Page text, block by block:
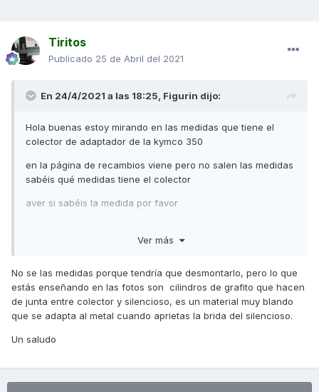
Tiritos
Publicado 25 de Abril del 2021
En 24/4/2021 a las 18:25, Figurin dijo:
Hola buenas estoy mirando en las medidas que tiene el
colector de adaptador de la kymco 350
en la página de recambios viene pero no salen las medidas
sabéis qué medidas tiene el colector
aver si sabéis la medida por favor
Ver más
No se las medidas porque tendría que desmontarlo, pero lo que
estás enseñando en las fotos son cilindros de grafito que hacen
de junta entre colector y silencioso, es un material muy blando
que se adapta al metal cuando aprietas la brida del silencioso.
Un saludo